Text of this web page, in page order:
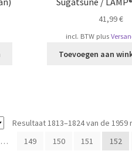
41,99€
incl. BTW plus
Toevoegen aan
Resultaat 1813–1824 van de
… 149 150 151 152